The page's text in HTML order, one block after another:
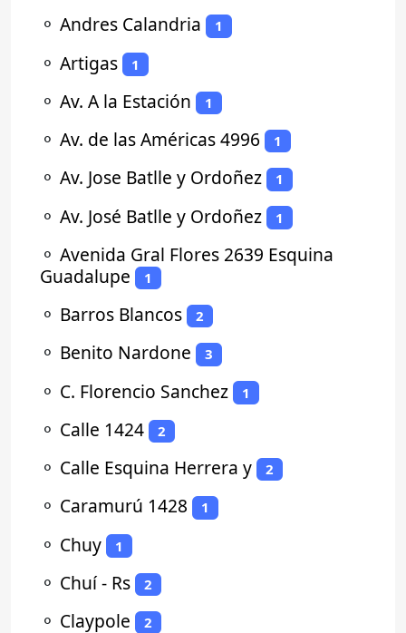
⚬ Andres Calandria 1
⚬ Artigas 1
⚬ Av. A la Estación 1
⚬ Av. de las Américas 4996 1
⚬ Av. Jose Batlle y Ordoñez 1
⚬ Av. José Batlle y Ordoñez 1
⚬ Avenida Gral Flores 2639 Esquina
Guadalupe
1
⚬ Barros Blancos 2
⚬ Benito Nardone 3
⚬ C. Florencio Sanchez 1
⚬ Calle 1424 2
⚬ Calle Esquina Herrera y 2
⚬ Caramurú 1428 1
⚬ Chuy 1
⚬ Chuí - Rs 2
⚬ Claypole 2